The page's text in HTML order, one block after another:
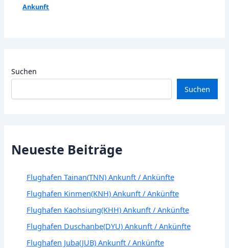
Ankunft
Suchen
Suchen
Neueste Beiträge
Flughafen Tainan(TNN) Ankunft / Ankünfte
Flughafen Kinmen(KNH) Ankunft / Ankünfte
Flughafen Kaohsiung(KHH) Ankunft / Ankünfte
Flughafen Duschanbe(DYU) Ankunft / Ankünfte
Flughafen Juba(JUB) Ankunft / Ankünfte